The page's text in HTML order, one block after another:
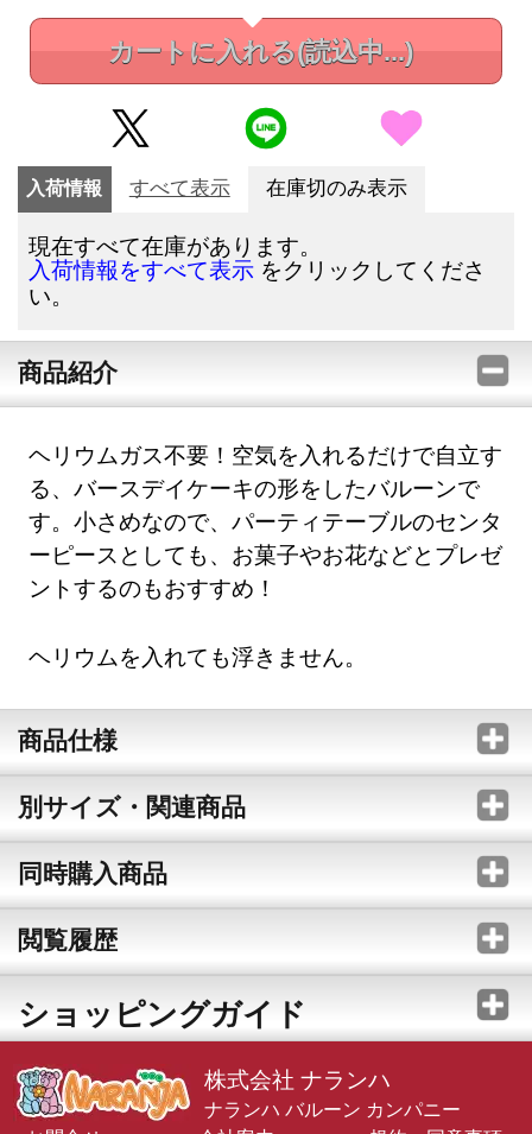
カートに入れる(読込中...)
入荷情報 すべて表示 在庫切のみ表示
現在すべて在庫があります。
入荷情報をすべて表示 をクリックしてくださ
い。
商品紹介
ヘリウムガス不要！空気を入れるだけで自立す
る、バースデイケーキの形をしたバルーンで
す。小さめなので、パーティテーブルのセンタ
ーピースとしても、お菓子やお花などとプレゼ
ントするのもおすすめ！
ヘリウムを入れても浮きません。
商品仕様
別サイズ・関連商品
同時購入商品
閲覧履歴
ショッピングガイド
株式会社 ナランハ
ナランハ バルーン カンパニー